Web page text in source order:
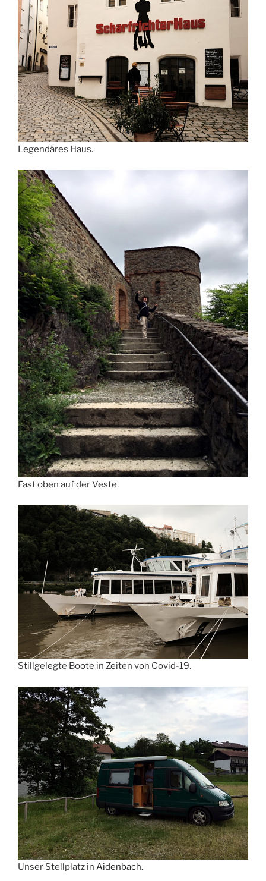
Legendäres Haus.
Fast oben auf der Veste.
Stillgelegte Boote in Zeiten von Covid-19.
Unser Stellplatz in Aidenbach.